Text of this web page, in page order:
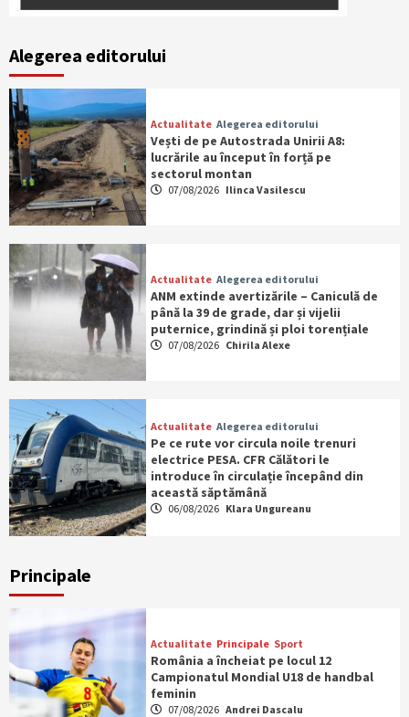
Alegerea editorului
Actualitate Alegerea editorului
Vești de pe Autostrada Unirii A8:
lucrările au început în forță pe
sectorul montan
07/08/2026 Ilinca Vasilescu
Actualitate Alegerea editorului
ANM extinde avertizările – Caniculă de
până la 39 de grade, dar și vijelii
puternice, grindină și ploi torențiale
07/08/2026 Chirila Alexe
Actualitate Alegerea editorului
Pe ce rute vor circula noile trenuri
electrice PESA. CFR Călători le
introduce în circulație începând din
această săptămână
06/08/2026 Klara Ungureanu
Principale
Actualitate Principale Sport
România a încheiat pe locul 12
Campionatul Mondial U18 de handbal
feminin
07/08/2026 Andrei Dascalu